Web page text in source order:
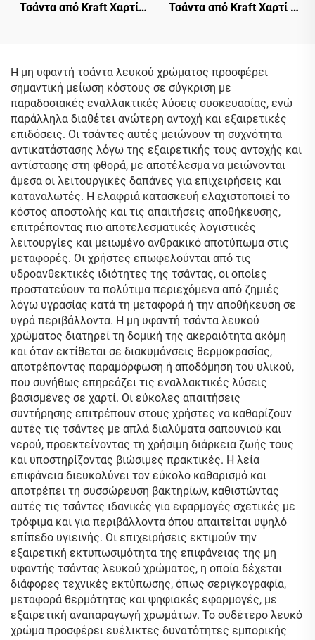
Τσάντα από Kraft Χαρτί
Οικολογικές Τσάντες από
Kraft Χαρτί
Τσάντα από Kraft Χαρτί με
Μεταφοράς από Kraft
Χαρτί
Η μη υφαντή τσάντα λευκού χρώματος προσφέρει
σημαντική μείωση κόστους σε σύγκριση με
παραδοσιακές εναλλακτικές λύσεις συσκευασίας, ενώ
παράλληλα διαθέτει ανώτερη αντοχή και εξαιρετικές
επιδόσεις. Οι τσάντες αυτές μειώνουν τη συχνότητα
αντικατάστασης λόγω της εξαιρετικής τους αντοχής και
αντίστασης στη φθορά, με αποτέλεσμα να μειώνονται
άμεσα οι λειτουργικές δαπάνες για επιχειρήσεις και
καταναλωτές. Η ελαφριά κατασκευή ελαχιστοποιεί το
κόστος αποστολής και τις απαιτήσεις αποθήκευσης,
επιτρέποντας πιο αποτελεσματικές λογιστικές
λειτουργίες και μειωμένο ανθρακικό αποτύπωμα στις
μεταφορές. Οι χρήστες επωφελούνται από τις
υδροανθεκτικές ιδιότητες της τσάντας, οι οποίες
προστατεύουν τα πολύτιμα περιεχόμενα από ζημιές
λόγω υγρασίας κατά τη μεταφορά ή την αποθήκευση σε
υγρά περιβάλλοντα. Η μη υφαντή τσάντα λευκού
χρώματος διατηρεί τη δομική της ακεραιότητα ακόμη
και όταν εκτίθεται σε διακυμάνσεις θερμοκρασίας,
αποτρέποντας παραμόρφωση ή αποδόμηση του υλικού,
που συνήθως επηρεάζει τις εναλλακτικές λύσεις
βασισμένες σε χαρτί. Οι εύκολες απαιτήσεις
συντήρησης επιτρέπουν στους χρήστες να καθαρίζουν
αυτές τις τσάντες με απλά διαλύματα σαπουνιού και
νερού, προεκτείνοντας τη χρήσιμη διάρκεια ζωής τους
και υποστηρίζοντας βιώσιμες πρακτικές. Η λεία
επιφάνεια διευκολύνει τον εύκολο καθαρισμό και
αποτρέπει τη συσσώρευση βακτηρίων, καθιστώντας
αυτές τις τσάντες ιδανικές για εφαρμογές σχετικές με
τρόφιμα και για περιβάλλοντα όπου απαιτείται υψηλό
επίπεδο υγιεινής. Οι επιχειρήσεις εκτιμούν την
εξαιρετική εκτυπωσιμότητα της επιφάνειας της μη
υφαντής τσάντας λευκού χρώματος, η οποία δέχεται
διάφορες τεχνικές εκτύπωσης, όπως σεριγκογραφία,
μεταφορά θερμότητας και ψηφιακές εφαρμογές, με
εξαιρετική αναπαραγωγή χρωμάτων. Το ουδέτερο λευκό
χρώμα προσφέρει ευέλικτες δυνατότητες εμπορικής